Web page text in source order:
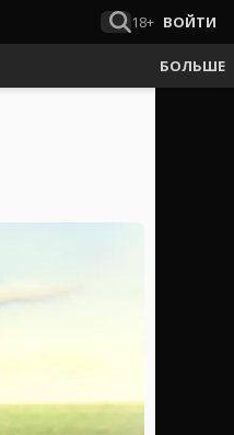
18+ ВОЙТИ
БОЛЬШЕ